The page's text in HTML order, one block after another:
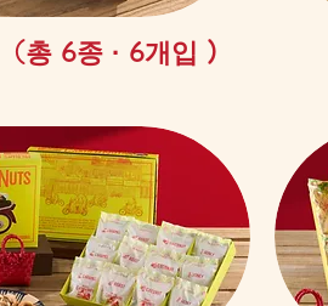
제품보기
총 6종 · 6개입 )